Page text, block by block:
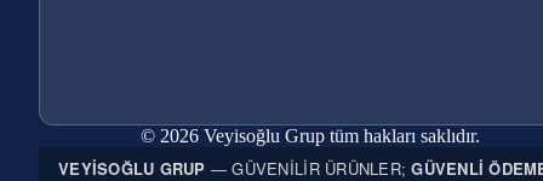
© 2026 Veyisoğlu Grup tüm hakları saklıdır.
VEYISOĞLU GRUP — GÜVENILIR ÜRÜNLER;GÜVENLI